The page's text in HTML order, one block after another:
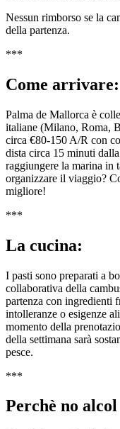
Nessun rimborso se la
della partenza.
***
Come arrivare:
Palma de Mallorca è
italiane (Milano, Roma,
circa €80-150 A/R con
dista circa 15 minuti
raggiungere la marina in
organizzare il viaggio?
migliore!
***
La cucina:
I pasti sono preparati a
collaborativa della
partenza con ingredienti
intolleranze o esigenze
momento della
della settimana sarà
pesce.
***
Perchè no alcol